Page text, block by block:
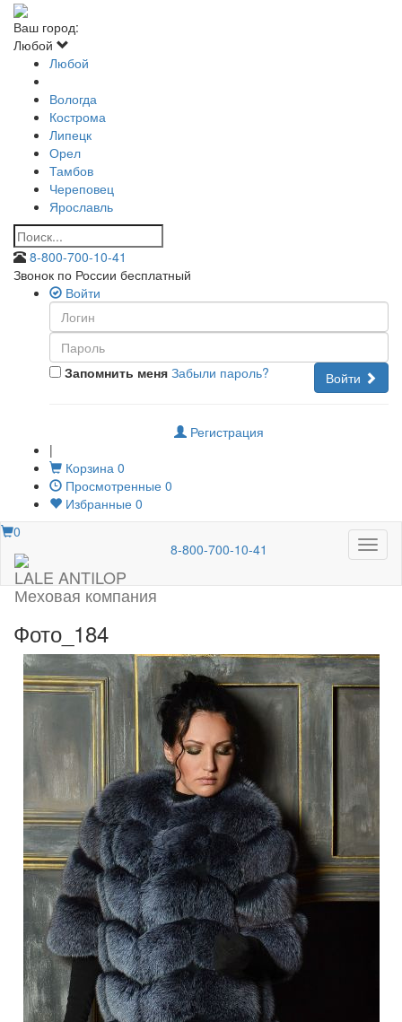
Ваш город:
Любой
Любой
Вологда
Кострома
Липецк
Орел
Тамбов
Череповец
Ярославль
8-800-700-10-41
Звонок по России бесплатный
Войти
Запомнить меня Войти
Забыли пароль?
Регистрация
|
Корзина 0
Просмотренные 0
Избранные 0
Меню
0
LALE ANTILOP
Меховая компания
8-800-700-10-41
Фото_184